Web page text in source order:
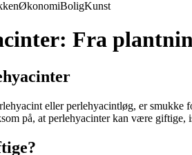
ØkonomiBoligKunst
Fra
eller perlehyacintløg, er
på, at perlehyacinter kan være giftige,